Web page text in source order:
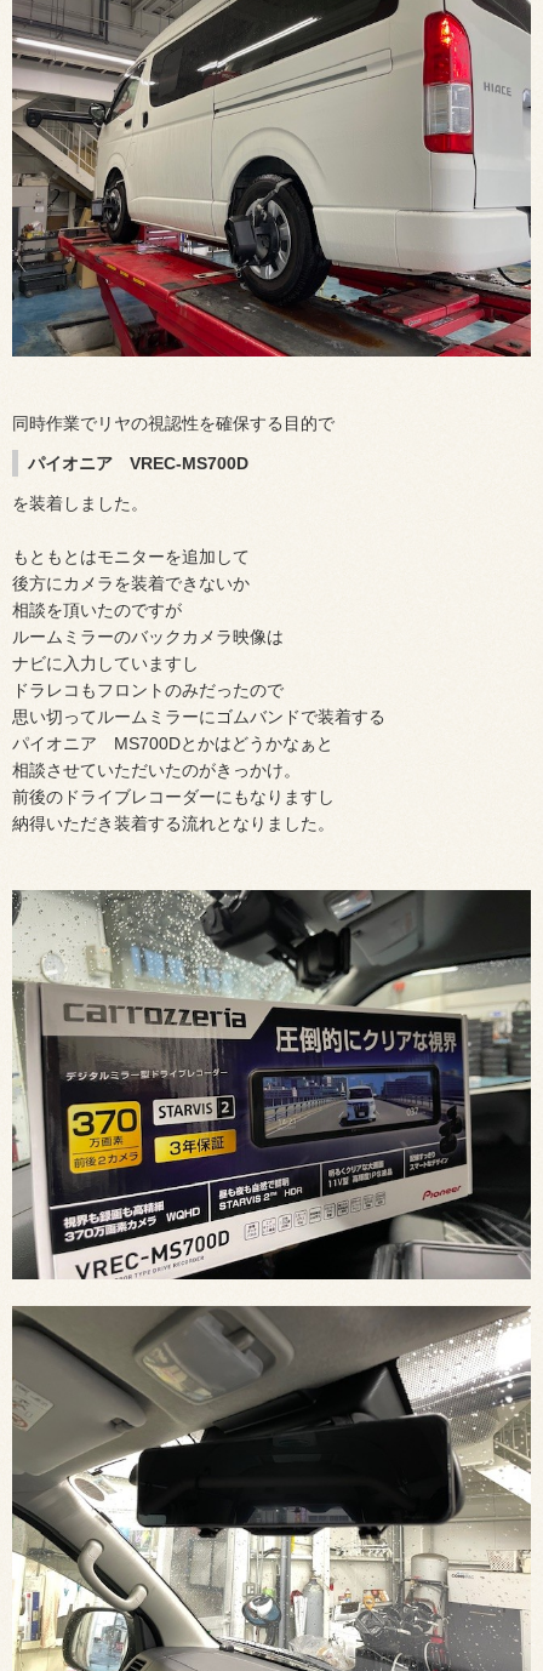
同時作業でリヤの視認性を確保する目的で
パイオニア VREC-MS700D
を装着しました。
もともとはモニターを追加して
後方にカメラを装着できないか
相談を頂いたのですが
ルームミラーのバックカメラ映像は
ナビに入力していますし
ドラレコもフロントのみだったので
思い切ってルームミラーにゴムバンドで装着する
パイオニア MS700Dとかはどうかなぁと
相談させていただいたのがきっかけ。
前後のドライブレコーダーにもなりますし
納得いただき装着する流れとなりました。